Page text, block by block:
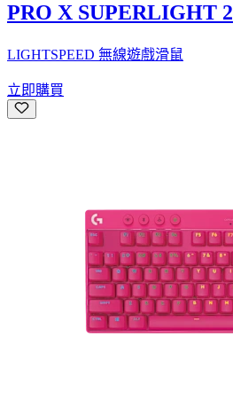
PRO X SUPERLIGHT 2
LIGHTSPEED 無線遊戲滑鼠
立即購買